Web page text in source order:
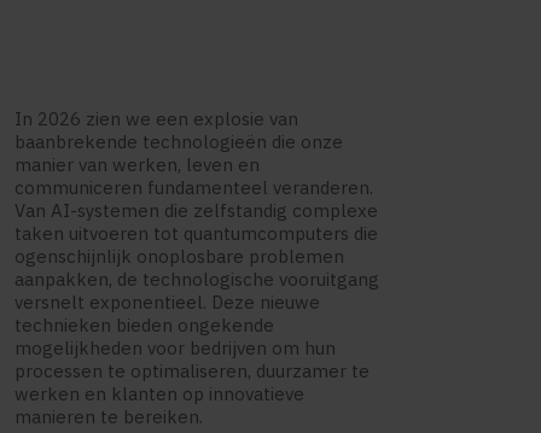
In 2026 zien we een explosie van
baanbrekende technologieën die onze
manier van werken, leven en
communiceren fundamenteel veranderen.
Van AI-systemen die zelfstandig complexe
taken uitvoeren tot quantumcomputers die
ogenschijnlijk onoplosbare problemen
aanpakken, de technologische vooruitgang
versnelt exponentieel. Deze nieuwe
technieken bieden ongekende
mogelijkheden voor bedrijven om hun
processen te optimaliseren, duurzamer te
werken en klanten op innovatieve
manieren te bereiken.